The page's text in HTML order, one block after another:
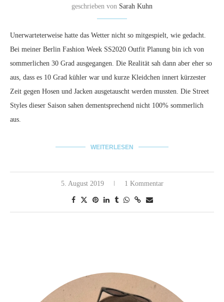
geschrieben von Sarah Kuhn
Unerwarteterweise hatte das Wetter nicht so mitgespielt, wie gedacht.
Bei meiner Berlin Fashion Week SS2020 Outfit Planung bin ich von
sommerlichen 30 Grad ausgegangen. Die Realität sah dann aber eher so
aus, dass es 10 Grad kühler war und kurze Kleidchen innert kürzester
Zeit gegen Hosen und Jacken ausgetauscht werden mussten. Die Street
Styles dieser Saison sahen dementsprechend nicht 100% sommerlich
aus.
WEITERLESEN
5. August 2019 1 Kommentar